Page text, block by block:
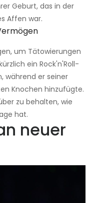
Geburt, das in der
Affen war.
um Tätowierungen
ein Rock'n'Roll-
während er seiner
Knochen hinzufügte.
zu behalten, wie
hat.
neuer